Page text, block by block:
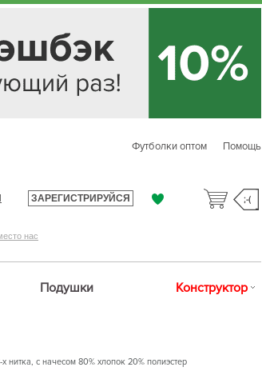
Помощь
Футболки оптом
ЗАРЕГИСТРИРУЙСЯ ;-(
нас
Подушки Конструктор
нитка, с начесом 80% хлопок 20% полиэстер